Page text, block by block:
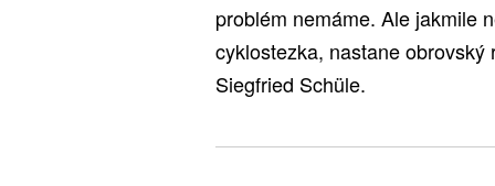
problém nemáme. Ale jakmile
cyklostezka, nastane obrovský
Siegfried Schüle.